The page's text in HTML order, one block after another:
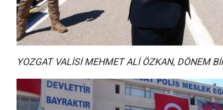
YOZGAT VALİSİ MEHMET ALİ ÖZKAN, DÖNEM